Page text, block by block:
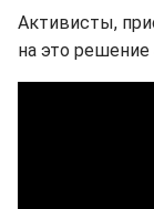
Активисты,
на это